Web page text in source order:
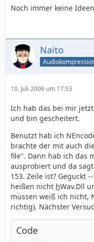
Noch immer keine
Naito
10. Juli 2006 um 17:53
Ich hab das bei mir
und bin gescheitert.
Benutzt hab ich
brachte der mit auch
file". Dann hab ich das
ausprobiert und da
153. Zeile ist? Geguckt
heißen nicht hWav.Dll
müssen weiß ich nicht,
richtig). Nächster
Code